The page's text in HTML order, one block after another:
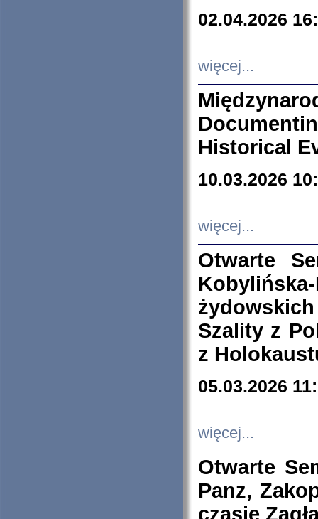
02.04.2026
więcej...
Historical
10.03.2026
więcej...
Otwarte
Szality z
z
05.03.2026
więcej...
Otwarte
Panz,
czasie